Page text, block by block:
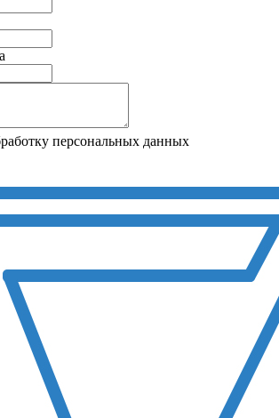
персональных данных